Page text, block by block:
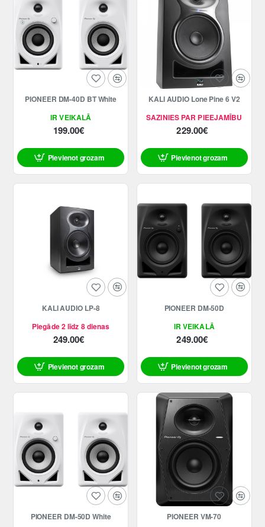
IR VEIKALĀ
PIONEER DM-40D BT White
199.00€
Pievienot grozam
SAZINIES PAR PIEEJAMĪBU
KALI AUDIO Lone Pine 6 V2
229.00€
Pievienot grozam
Piegāde 2 līdz 8 dienas
KALI AUDIO LP-8
249.00€
Pievienot grozam
IR VEIKALĀ
PIONEER DM-50D
249.00€
Pievienot grozam
PIONEER DM-50D White PIONEER VM-70